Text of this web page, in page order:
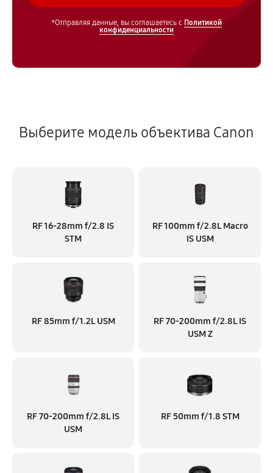
*Отправляя данные, вы соглашаетесь с Политикой
конфиденциальности
Выберите модель объектива Canon
RF 16‑28mm f/2.8 IS
STM
RF 100mm f/2.8L Macro
IS USM
RF 85mm f/1.2L USM
RF 70‑200mm f/2.8L IS
USM Z
RF 70‑200mm f/2.8L IS
USM
RF 50mm f/1.8 STM